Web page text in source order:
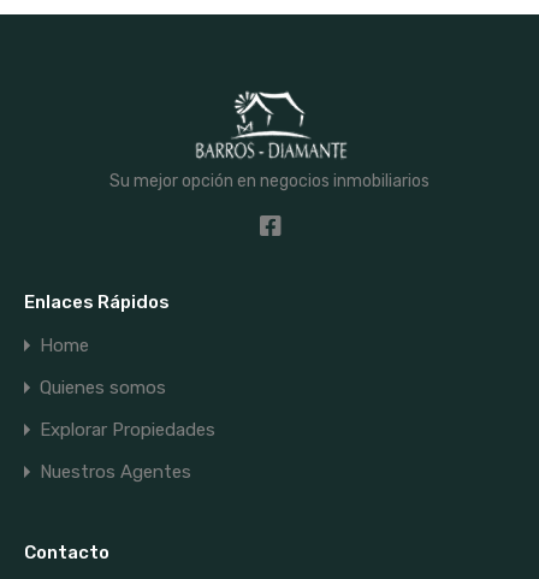
Su mejor opción en negocios inmobiliarios
Enlaces Rápidos
Home
Quienes somos
Explorar Propiedades
Nuestros Agentes
Contacto